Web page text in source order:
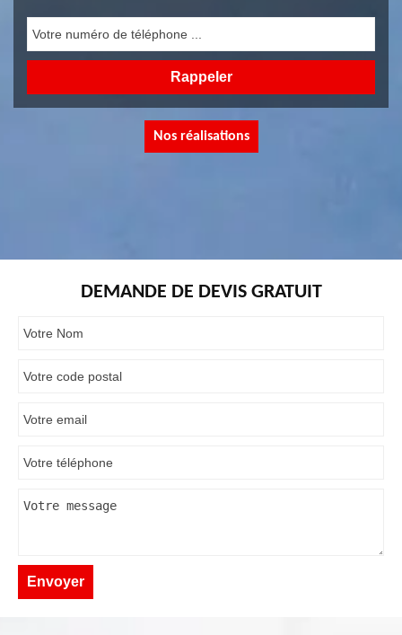
Nos réalisations
DEMANDE DE DEVIS GRATUIT